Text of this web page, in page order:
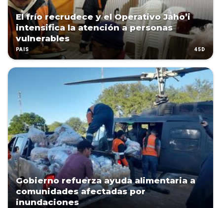
El frío recrudece y el Operativo Jaho’i
intensifica la atención a personas
vulnerables
PAÍS 45D
Gobierno refuerza ayuda alimentaria a
comunidades afectadas por
inundaciones